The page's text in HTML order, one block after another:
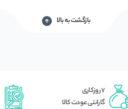
بازگشت به بالا
7 روزکاری
گارانتی عودت کالا